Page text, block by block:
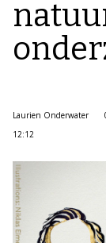
Laurien Onderwater
12:12